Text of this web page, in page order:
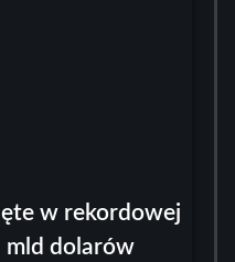
w rekordowej
mld dolarów